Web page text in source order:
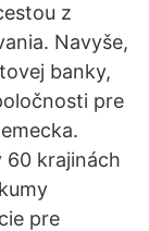
z
Navyše,
banky,
pre
60 krajinách
pre